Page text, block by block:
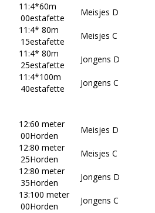
11:
00
4*60m
estafette
Meisjes D
11:
15
4* 80m
estafette
Meisjes C
11:
25
4* 80m
estafette
Jongens D
11:
40
4*100m
estafette
Jongens C
12:
00
60 meter
Horden
Meisjes D
12:
25
80 meter
Horden
Meisjes C
12:
35
80 meter
Horden
Jongens D
13:
00
100 meter
Horden
Jongens C